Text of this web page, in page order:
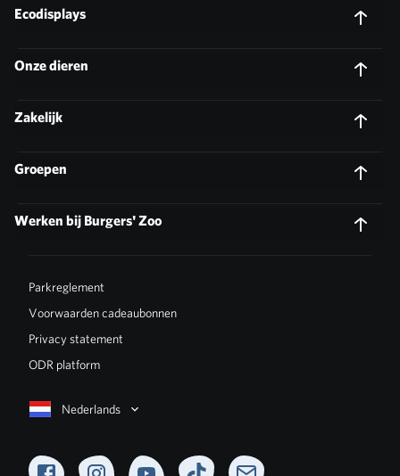
Ecodisplays
Onze dieren
Zakelijk
Groepen
Werken bij Burgers' Zoo
Nederlands
Parkreglement
Voorwaarden cadeaubonnen
Privacy statement
ODR platform